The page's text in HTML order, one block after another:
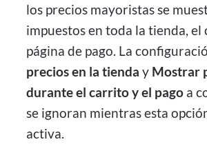
los precios mayoristas se
impuestos en toda la tienda, el
página de pago. La
precios en la tienda y Mostrar
durante el carrito y el pago a
se ignoran mientras esta
activa.